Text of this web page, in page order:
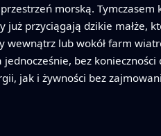
morską. Tymczasem
przyciągają dzikie małże,
wewnątrz lub wokół farm
bez
jak i żywności bez